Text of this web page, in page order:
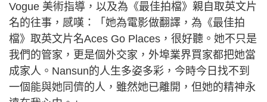
Vogue 美術指導，以及為《最佳拍檔》親自取英文片
名的往事，感嘆：「她為電影做翻譯，為《最佳拍
檔》取英文片名Aces Go Places，很好聽。她不只是
我們的管家，更是個外交家，外埠業界買家都把她當
成家人。Nansun的人生多姿多彩，今時今日找不到
一個能與她同儕的人，雖然她已離開，但她的精神永